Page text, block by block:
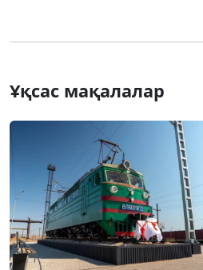
Ұқсас мақалалар